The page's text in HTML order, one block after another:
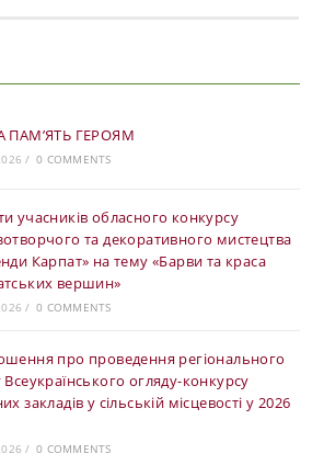
ПАМ’ЯТЬ ГЕРОЯМ
/ 0 COMMENTS
учасників обласного конкурсу
та декоративного мистецтва
Карпат» на тему «Барви та краса
вершин»
/ 0 COMMENTS
про проведення регіонального
Всеукраїнського огляду-конкурсу
закладів у сільській місцевості у 2026
/ 0 COMMENTS